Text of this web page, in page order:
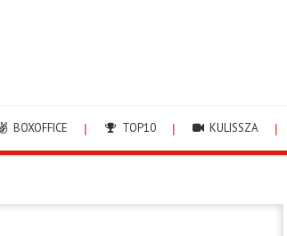
BOXOFFICE TOP10 KULISSZA